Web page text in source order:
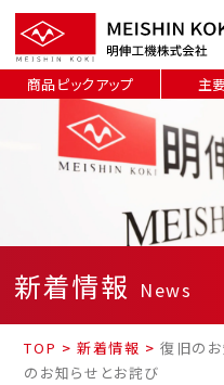
商品ピックアップ 主
新着情報 News
TOP >新着情報 >復旧の
のお知らせとお詫び